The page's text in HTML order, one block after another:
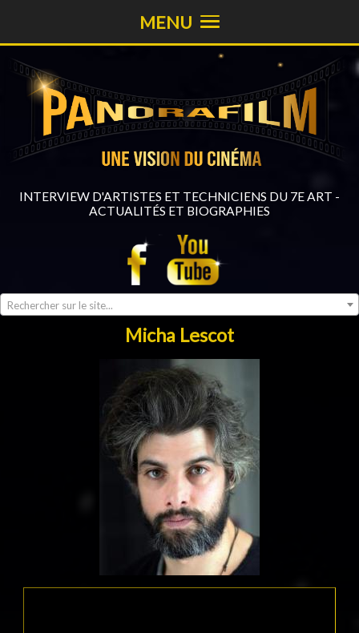
INTERVIEW D'ARTISTES ET TECHNICIENS DU 7E ART -
ACTUALITÉS ET BIOGRAPHIES
Rechercher sur le site...
MENU
Micha Lescot